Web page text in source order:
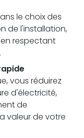
le choix des
de l'installation,
respectant
vous réduirez
d'électricité,
de
valeur de votre